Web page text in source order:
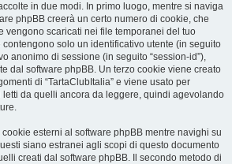
in due modi. In primo luogo, mentre si naviga
phpBB creerà un certo numero di cookie, che
vengono scaricati nei file temporanei del tuo
contengono solo un identificativo utente (in seguito
anonimo di sessione (in seguito “session-id”),
dal software phpBB. Un terzo cookie viene creato
di “TartaClubItalia” e viene usato per
da quelli ancora da leggere, quindi agevolando
esterni al software phpBB mentre navighi su
siano estranei agli scopi di questo documento
creati dal software phpBB. Il secondo metodo di